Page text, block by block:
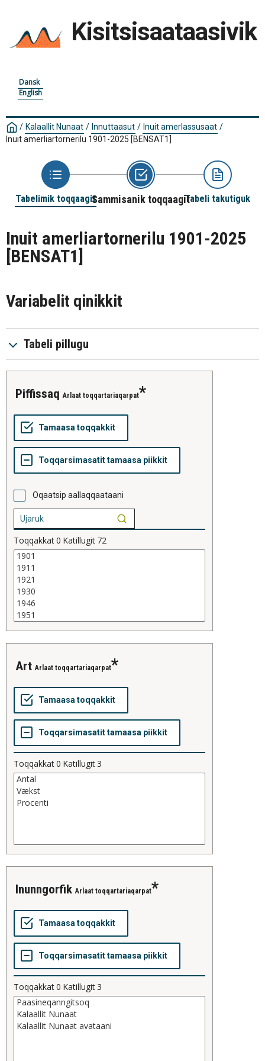
Kisitsisaataasivik
Dansk
English
/ Kalaallit Nunaat / Innuttaasut / Inuit amerlassusaat /
Inuit amerliartornerilu 1901-2025 [BENSAT1]
Tabelimik toqqaagitSammisanik toqqaagitTabeli takutiguk
Inuit amerliartornerilu 1901-2025
[BENSAT1]
Variabelit qinikkit
Tabeli pillugu
piffissaq Arlaat toqqartariaqarpat
Oqaatsip aallaqqaataani
Toqqakkat0 Katillugit 72
art Arlaat toqqartariaqarpat
Toqqakkat0 Katillugit3
inunngorfik Arlaat toqqartariaqarpat
Toqqakkat0 Katillugit3